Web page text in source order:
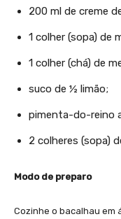
200 ml de creme
1 colher (sopa) de
1 colher (chá) de
suco de ½ limão;
pimenta-do-reino
2 colheres (sopa)
Modo de preparo
Cozinhe o bacalhau em